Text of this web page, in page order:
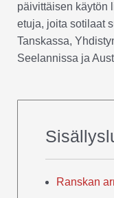
päivittäisen käytön
etuja, joita sotilaat
Tanskassa,
Seelannissa ja
Ranskan